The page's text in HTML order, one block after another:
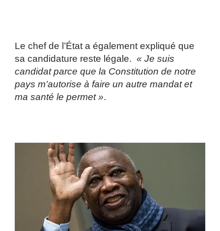
Le chef de l’État a également expliqué que
sa candidature reste légale. « Je suis
candidat parce que la Constitution de notre
pays m’autorise à faire un autre mandat et
ma santé le permet ».